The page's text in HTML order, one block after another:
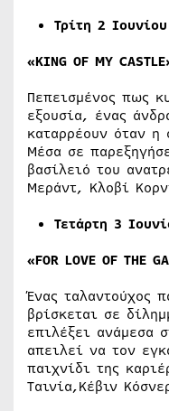
Τρίτη 2
«KING OF MY
Πεπεισμένος πως
εξουσία, ένας
καταρρέουν όταν η
Μέσα σε
βασίλειό του
Μεράντ, Κλοβί
Τετάρτη 3
«FOR LOVE OF THE
Ένας ταλαντούχος
βρίσκεται σε
επιλέξει ανάμεσα
απειλεί να τον
παιχνίδι της
Ταινία,Κέβιν